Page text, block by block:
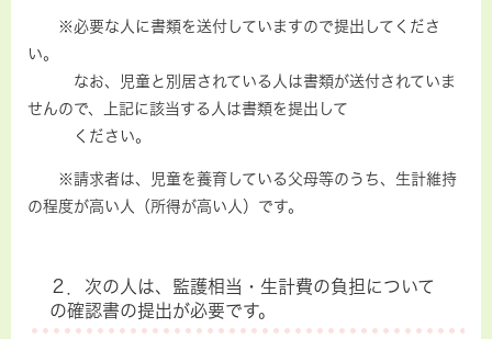
※必要な人に書類を送付していますので提出してくださ
い。
なお、児童と別居されている人は書類が送付されていま
せんので、上記に該当する人は書類を提出して
ください。
※請求者は、児童を養育している父母等のうち、生計維持
の程度が高い人（所得が高い人）です。
２．次の人は、監護相当・生計費の負担について
の確認書の提出が必要です。